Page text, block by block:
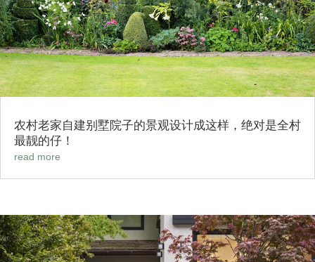
农村老家自建别墅院子的景观设计成这样，绝对是全村
最靓的仔！
read more